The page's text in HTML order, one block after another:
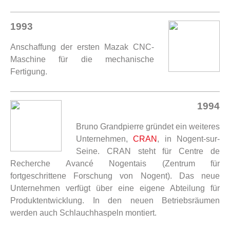
1993
Anschaffung der ersten Mazak CNC-
Maschine für die mechanische
Fertigung.
1994
Bruno Grandpierre gründet ein weiteres
Unternehmen,CRAN , in Nogent-sur-
Seine. CRAN steht für Centre de
Recherche Avancé Nogentais (Zentrum für
fortgeschrittene Forschung von Nogent). Das neue
Unternehmen verfügt über eine eigene Abteilung für
Produktentwicklung. In den neuen Betriebsräumen
werden auch Schlauchhaspeln montiert.